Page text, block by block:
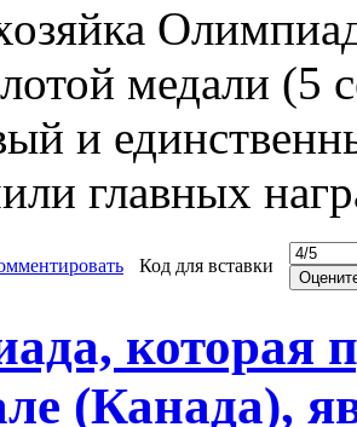
медали (5
и
главных
Код для вставки
которая
(Канада),